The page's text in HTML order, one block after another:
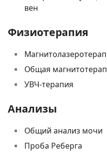
вен
Физиотерапия
Общая
УВЧ-терапия
Анализы
Общий анализ мочи
Проба Реберга